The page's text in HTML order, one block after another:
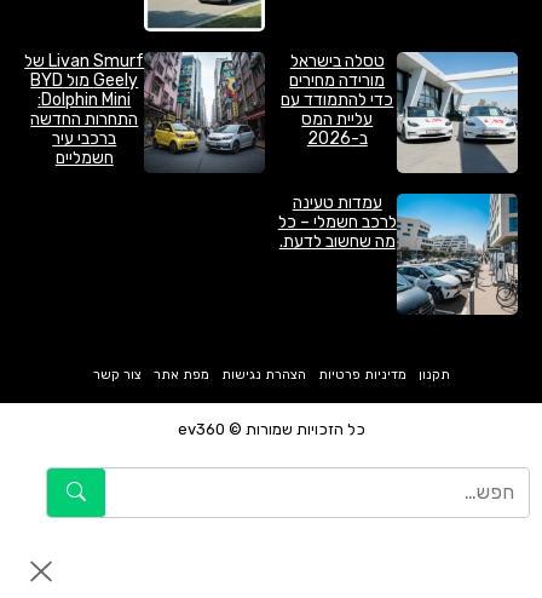
טסלה בישראל
מורידה מחירים
כדי להתמודד עם
עליית המס
ב-2026
Livan Smurf של
Geely מול BYD
Dolphin Mini:
התחרות החדשה
ברכבי עיר
חשמליים
עמדות טעינה
לרכב חשמלי – כל
מה שחשוב לדעת.
כל הזכויות שמורות © ev360
תקנון מדיניות פרטיות הצהרת נגישות מפת אתר צור קשר